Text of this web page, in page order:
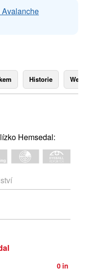
Avalanche
Historie
Hemsedal:
0 in